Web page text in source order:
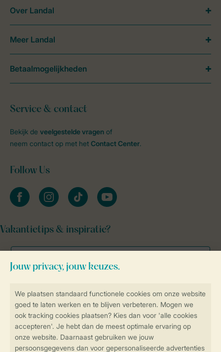
Veilig en snel online boeken
Veilige gegevensoverdracht
Veilige betaling
Service & contact
Bekijk de veelgestelde vragen of
neem contact op met het Contact Center.
Follow Us
facebookinstagramtiktok youtube
Vakantietips & inspiratie?
Over Landal
Meer Landal
Betaalmogelijkheden